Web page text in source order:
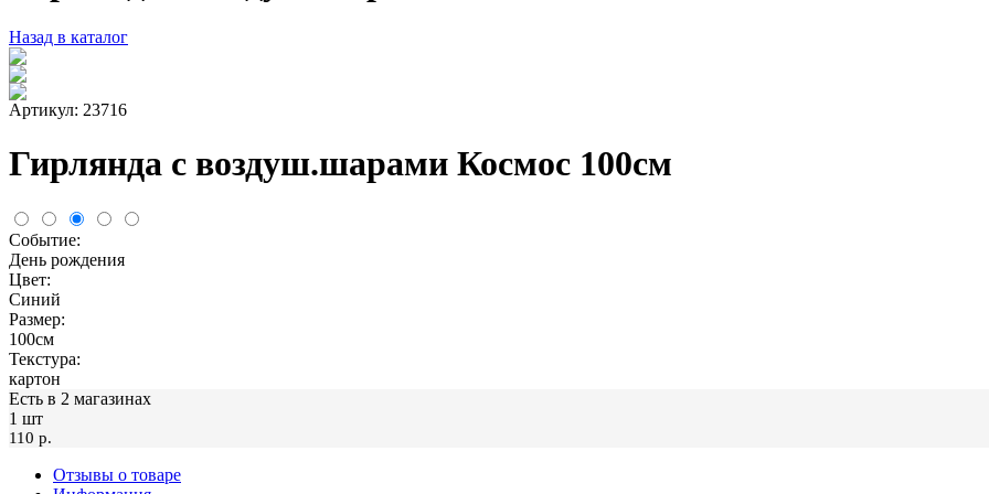
Назад в каталог
Артикул: 23716
Гирлянда с воздуш.шарами Космос 100см
Событие:
День рождения
Цвет:
Синий
Размер:
100см
Текстура:
картон
Есть в 2 магазинах
1 шт
110 p.
Отзывы о товаре